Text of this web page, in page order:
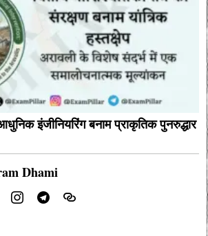
इंजीनियरिंग बनाम प्राकृतिक पुनरुद्धार
Dhami